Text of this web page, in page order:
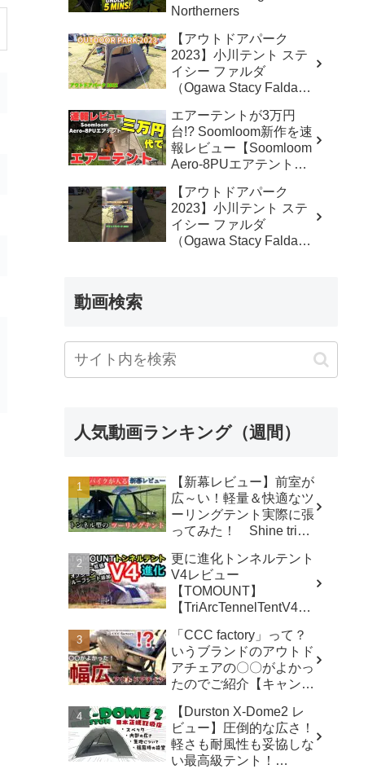
Northerners
【アウトドアパーク
2023】小川テント ステ
イシー ファルダ
（Ogawa Stacy Falda）
akoakoa
エアーテントが3万円
台!? Soomloom新作を速
報レビュー【Soomloom
Aero-8PUエアテント】
ロキャンプで焚き火とラ
ンタン】
【アウトドアパーク
2023】小川テント ステ
イシー ファルダ
（Ogawa Stacy Falda）
動画検索
人気動画ランキング（週間）
【新幕レビュー】前室が
広～い！軽量＆快適なツ
ーリングテント実際に張
ってみた！ Shine trip
な気分
更に進化トンネルテント
V4レビュー
【TOMOUNT】
【TriArcTennelTentV4】
カ】
「CCC factory」って？
いうブランドのアウトド
アチェアの〇〇がよかっ
たのでご紹介【キャンプ
プ
【Durston X-Dome2 レ
ビュー】圧倒的な広さ！
軽さも耐風性も妥協しな
い最高級テント！